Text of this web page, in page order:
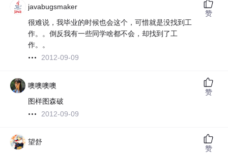
javabugsmaker
很难说，我毕业的时候也会这个，可惜就是没找到工
作。。倒反我有一些同学啥都不会，却找到了工
作。。
2012-09-09
赞
噢噢噢噢
图样图森破
2012-09-09
赞
望舒
赞